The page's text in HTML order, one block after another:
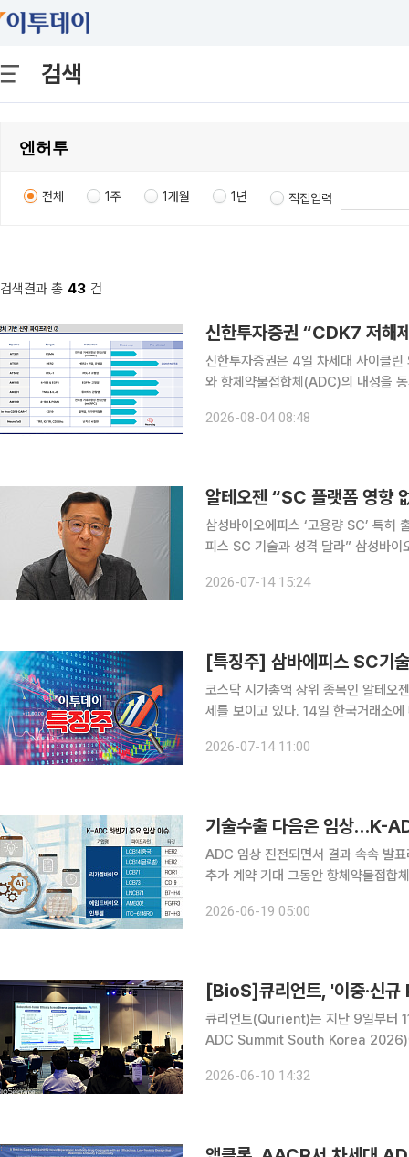
검색
전체 1주 1개월 1년 직접입력
검색결과 총 43 건
신한투자증권은 4일 차세대 사이클
와 항체약물접합체(ADC)의 내성을
바이오-엄니버스#3: CDK7, HER2 재
2026-08-04 08:48
알테오젠 “SC 플랫폼 영향
삼성바이오에피스 ‘고용량 SC’ 특허
피스 SC 기술과 성격 달라” 삼성바이오에피스가 피하주사(SC) 제형 관련 기술특허를 출원하면서
오젠은 자사의 플랫폼과 삼성바이오
2026-07-14 15:24
코스닥 시가총액 상위 종목인 알테오
세를 보이고 있다. 14일 한국거래소에 따르면 오전 10시55분 알테오젠은 전일 대비 10.43% 하락
2026-07-14 11:00
기술수출 다음은 임상…K-
ADC 임상 진전되면서 결과 속속 발
추가 계약 기대 그동안 항체약물접합체(ADC) 분야에서 굵직한 기술수출 성과를 올렸던 K바이오가
망이다. 성과에 따라 추가 기술수출
2026-06-19 05:00
[BioS]큐리언트, '이중·신
큐리언트(Qurient)는 지난 9일부터
ADC Summit South Korea 2026)
로드(dual payload) AD
2026-06-10 14:32